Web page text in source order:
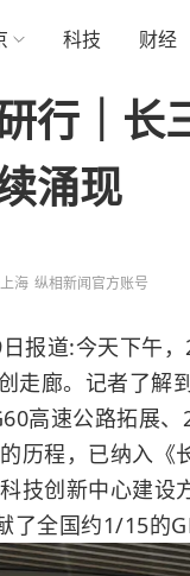
科技 财经
行｜长
涌现
上海 纵相新闻官方账号
报道:今天下午
走廊。记者了解
高速公路拓展
历程，已纳入
技创新中心建
全国约1/15的